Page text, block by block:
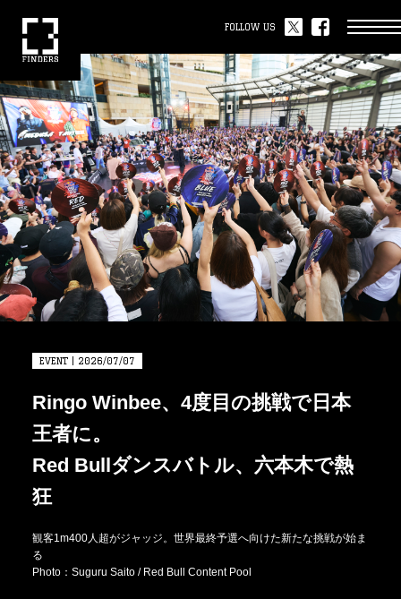
FOLLOW US
EVENT | 2026/07/07
Ringo Winbee、4度目の挑戦で日本
王者に。
Red Bullダンスバトル、六本木で熱
狂
観客1m400人超がジャッジ。世界最終予選へ向けた新たな挑戦が始ま
る
Photo：Suguru Saito / Red Bull Content Pool